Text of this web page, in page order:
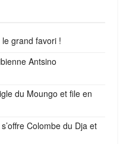
grand favori !
Antsino
du Moungo et file en
Colombe du Dja et